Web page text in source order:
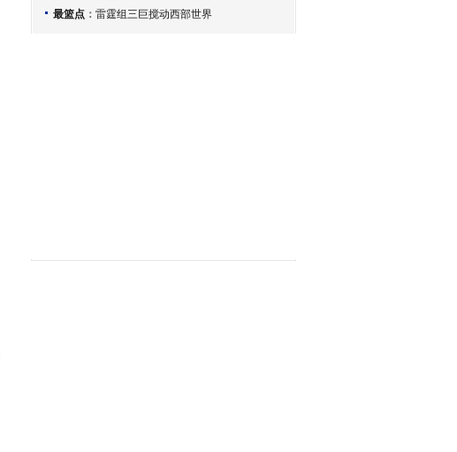
最篮点 ： 雷霆组三巨搅动西部世界